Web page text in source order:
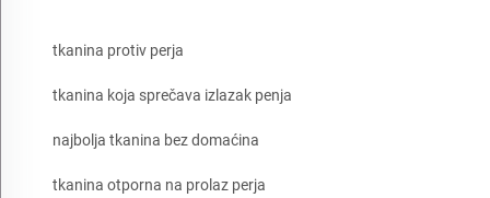
tkanina protiv perja
tkanina koja sprečava izlazak penja
najbolja tkanina bez domaćina
tkanina otporna na prolaz perja